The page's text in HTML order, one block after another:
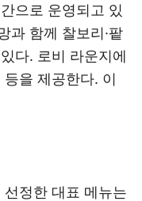
으로 운영되고 있
과 함께 찰보리·팥
다. 로비 라운지에
을 제공한다. 이
정한 대표 메뉴는